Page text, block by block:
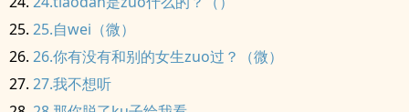
25.自wei（微）
26.你有没有和别的女生zuo过？（微）
27.我不想听